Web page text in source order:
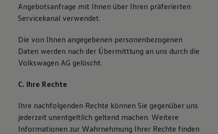
Angebotsanfrage mit Ihnen über Ihren präferierten
Servicekanal verwendet.
Die von Ihnen angegebenen personenbezogenen
Daten werden nach der Übermittlung an uns durch die
Volkswagen AG gelöscht.
C. Ihre Rechte
Ihre nachfolgenden Rechte können Sie gegenüber uns
jederzeit unentgeltlich geltend machen. Weitere
Informationen zur Wahrnehmung Ihrer Rechte finden